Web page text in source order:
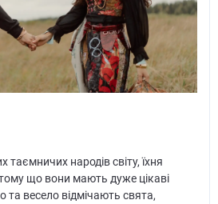
таємничих народів світу, їхня
тому що вони мають дуже цікаві
та весело відмічають свята,